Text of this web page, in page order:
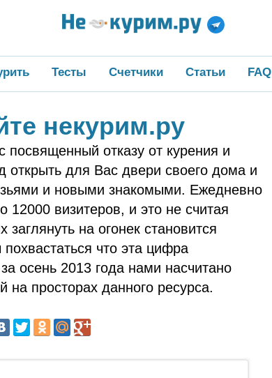
Тесты Счетчики Статьи FAQ
некурим.ру
посвященный отказу от курения и
открыть для Вас двери своего дома и
и новыми знакомыми. Ежедневно
12000 визитеров, и это не считая
на огонек становится
что эта цифра
осень 2013 года нами насчитано
на просторах данного ресурса.